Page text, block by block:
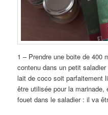
1 – Prendre une boite de 400
contenu dans un petit
lait de coco soit parfaitement
être utilisée pour la marinade,
fouet dans le saladier : il va